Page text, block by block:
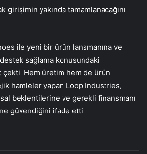
girişimin yakında tamamlanacağını
ile yeni bir ürün lansmanına ve
sağlama konusundaki
Hem üretim hem de ürün
hamleler yapan Loop Industries,
beklentilerine ve gerekli finansmanı
güvendiğini ifade etti.